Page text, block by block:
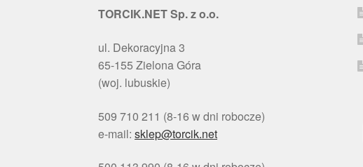
TORCIK.NET Sp. z o.o.
ul. Dekoracyjna 3
65-155 Zielona Góra
(woj. lubuskie)
509 710 211 (8-16 w dni robocze)
e-mail:sklep@torcik.net